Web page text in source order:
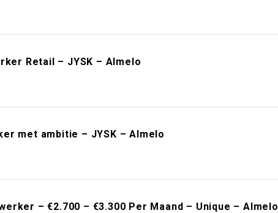
Retail – JYSK – Almelo
met ambitie – JYSK – Almelo
– €2.700 – €3.300 Per Maand – Unique – Almelo